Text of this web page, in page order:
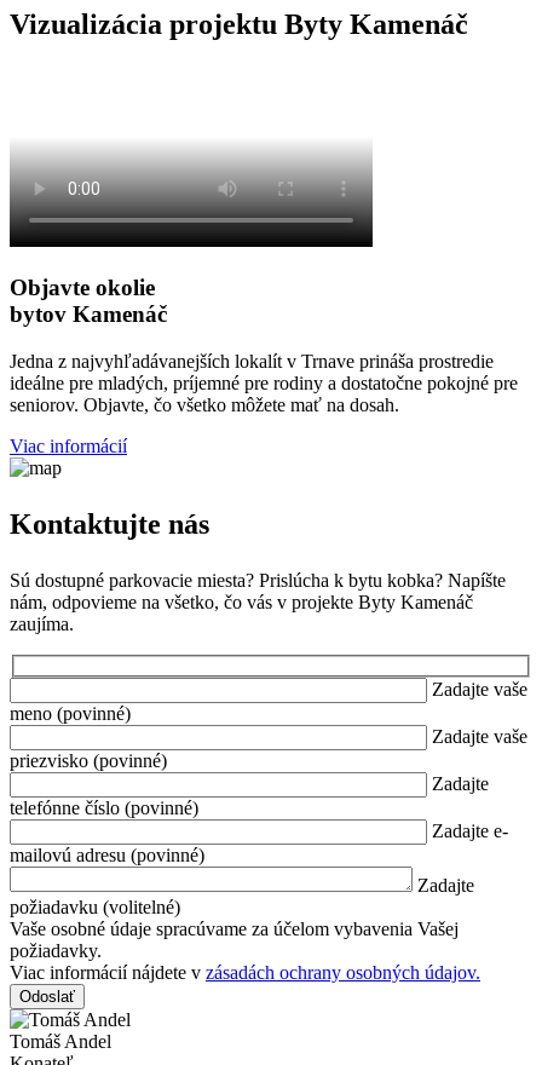
Vizualizácia projektu Byty Kamenáč
Objavte okolie
bytov Kamenáč
Jedna z najvyhľadávanejších lokalít v Trnave prináša prostredie
ideálne pre mladých, príjemné pre rodiny a dostatočne pokojné pre
seniorov. Objavte, čo všetko môžete mať na dosah.
Viac informácií
Kontaktujte nás
Sú dostupné parkovacie miesta? Prislúcha k bytu kobka? Napíšte
nám, odpovieme na všetko, čo vás v projekte Byty Kamenáč
zaujíma.
Zadajte vaše
meno (povinné)
Zadajte vaše
priezvisko (povinné)
Zadajte
telefónne číslo (povinné)
Zadajte e-
mailovú adresu (povinné)
Zadajte
požiadavku (volitelné)
Vaše osobné údaje spracúvame za účelom vybavenia Vašej
požiadavky.
Viac informácií nájdete v zásadách ochrany osobných údajov.
Tomáš Andel